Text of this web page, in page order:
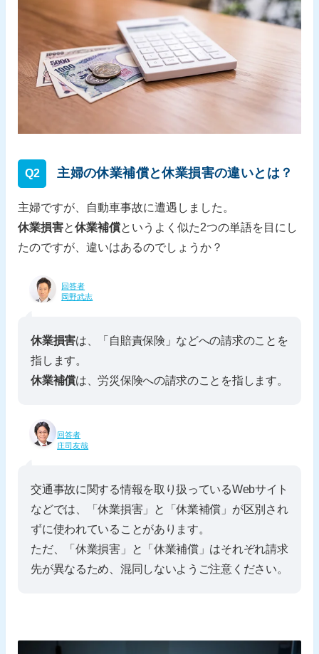
Q2 主婦の休業補償と休業損害の違いとは？
主婦ですが、自動車事故に遭遇しました。
休業損害と休業補償というよく似た2つの単語を目にし
たのですが、違いはあるのでしょうか？
回答者
岡野武志
休業損害は、「自賠責保険」などへの請求のことを
指します。
休業補償は、労災保険への請求のことを指します。
回答者
庄司友哉
交通事故に関する情報を取り扱っているWebサイト
などでは、「休業損害」と「休業補償」が区別され
ずに使われていることがあります。
ただ、「休業損害」と「休業補償」はそれぞれ請求
先が異なるため、混同しないようご注意ください。